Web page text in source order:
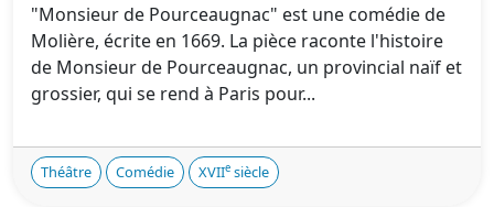
"Monsieur de Pourceaugnac" est une comédie de
Molière, écrite en 1669. La pièce raconte l'histoire
de Monsieur de Pourceaugnac, un provincial naïf et
grossier, qui se rend à Paris pour...
Théâtre Comédie XVIIe siècle